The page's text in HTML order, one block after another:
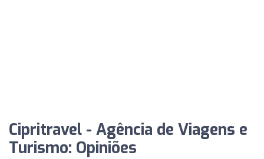
Cipritravel - Agência de Viagens e
Turismo: Opiniões